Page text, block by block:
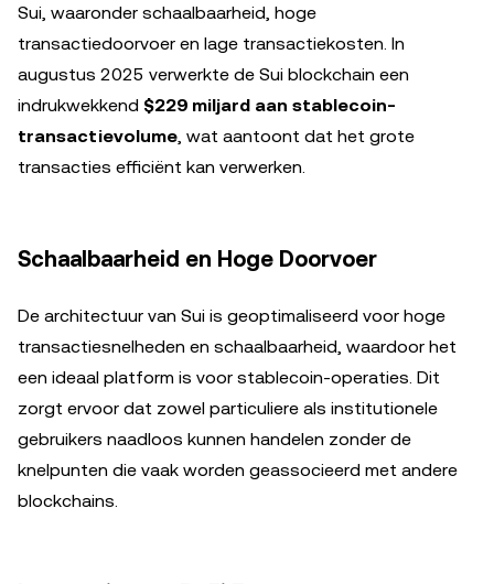
Sui, waaronder schaalbaarheid, hoge
transactiedoorvoer en lage transactiekosten. In
augustus 2025 verwerkte de Sui blockchain een
indrukwekkend $229 miljard aan stablecoin-
transactievolume, wat aantoont dat het grote
transacties efficiënt kan verwerken.
Schaalbaarheid en Hoge Doorvoer
De architectuur van Sui is geoptimaliseerd voor hoge
transactiesnelheden en schaalbaarheid, waardoor het
een ideaal platform is voor stablecoin-operaties. Dit
zorgt ervoor dat zowel particuliere als institutionele
gebruikers naadloos kunnen handelen zonder de
knelpunten die vaak worden geassocieerd met andere
blockchains.